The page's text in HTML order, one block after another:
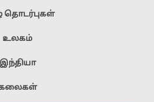
தொடர்புகள்
உலகம்
இந்தியா